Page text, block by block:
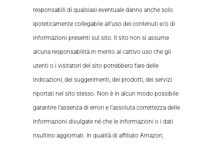
responsabili di qualsiasi eventuale danno anche solo
ipoteticamente collegabile all’uso dei contenuti e/o di
informazioni presenti sul sito. Il sito non si assume
alcuna responsabilità in merito al cattivo uso che gli
utenti o i visitatori del sito potrebbero fare delle
indicazioni, dei suggerimenti, dei prodotti, dei servizi
riportati nel sito stesso. Non è in alcun modo possibile
garantire l’assenza di errori e l’assoluta correttezza delle
informazioni divulgate né che le informazioni o i dati
risultino aggiornati. In qualità di affiliato Amazon,